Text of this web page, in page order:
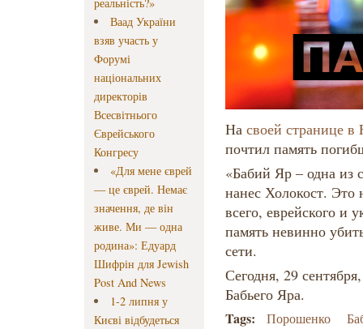
Ваад України
взяв участь у
Форумі
національних
директорів
Всесвітнього
Єврейського
Конгресу
«Для мене єврей
— це єврей. Немає
значення, де він
живе. Ми — одна
родина»: Едуард
Шифрін для Jewish
Post And News
1-2 липня у
Києві відбудеться
На своей странице в
почтил память
«Бабий Яр – одна из
нанес Холокост. Это
всего, еврейского и
память невинно
сети.
Сегодня, 29
Бабьего Яра.
Tags: Порошенко